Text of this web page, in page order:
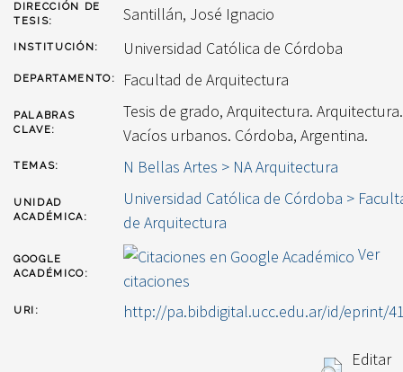
DIRECCIÓN DE
TESIS:
Santillán, José Ignacio
INSTITUCIÓN: Universidad Católica de Córdoba
DEPARTAMENTO: Facultad de Arquitectura
PALABRAS
CLAVE:
Tesis de grado, Arquitectura. Arquitectura.
Vacíos urbanos. Córdoba, Argentina.
TEMAS: N Bellas Artes > NA Arquitectura
UNIDAD
ACADÉMICA:
Universidad Católica de Córdoba >
de Arquitectura
GOOGLE
ACADÉMICO:
Ver
citaciones
URI: http://pa.bibdigital.ucc.edu.ar/id/eprint/
Editar